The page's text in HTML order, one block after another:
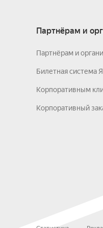
Партнёрам и
Партнёрам и
Билетная система
Корпоративным
Корпоративный